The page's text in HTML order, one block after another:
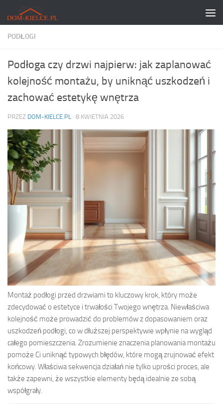
Skip to content
PODŁOGI
Podłoga czy drzwi najpierw: jak zaplanować
kolejność montażu, by uniknąć uszkodzeń i
zachować estetykę wnętrza
PRZEZ DOM-KIELCE.PL · 8 KWIETNIA 2026
Montaż podłogi przed drzwiami to kluczowy krok, który może
zdecydować o estetyce i trwałości Twojego wnętrza. Niewłaściwa
kolejność może prowadzić do problemów z dopasowaniem oraz
uszkodzeń podłogi, co w dłuższej perspektywie wpłynie na wygląd
całego pomieszczenia. Zrozumienie znaczenia planowania montażu
pomoże Ci uniknąć typowych błędów, które mogą zrujnować efekt
końcowy. Właściwa sekwencja działań nie tylko uprości proces, ale
także zapewni, że wszystkie elementy będą idealnie ze sobą
współgrały.